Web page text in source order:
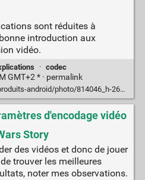
sont réduites à
introduction aux
vidéo.
· codec
GMT+2 * · permalink
10-bits-uhd-ou-60p-tout-comprendre-aux-formats-et-a-la-compression-video
d'encodage vidéo
Story
des vidéos et donc de jouer
trouver les meilleures
noter mes observations.